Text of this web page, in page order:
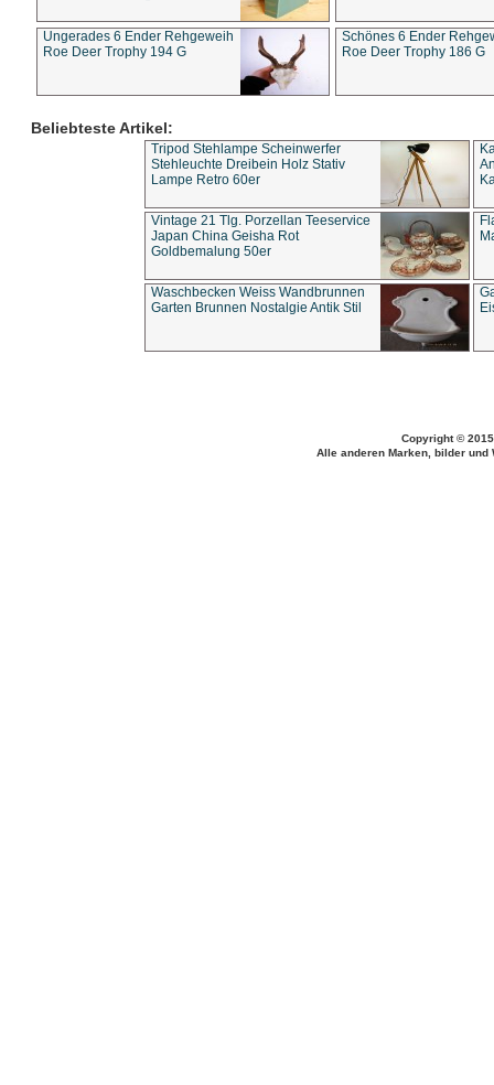
Ungerades 6 Ender Rehgeweih
Roe Deer Trophy 194 G
Schönes 6 Ender
Roe Deer Trophy 186 G
Beliebteste Artikel:
Tripod Stehlampe Scheinwerfer
Stehleuchte Dreibein Holz Stativ
Lampe Retro 60er
Vintage 21 Tlg. Porzellan Teeservice
Japan China Geisha Rot
Goldbemalung 50er
Waschbecken Weiss Wandbrunnen
Garten Brunnen Nostalgie Antik Stil
Copyright ©
Alle anderen Marken, bilder und